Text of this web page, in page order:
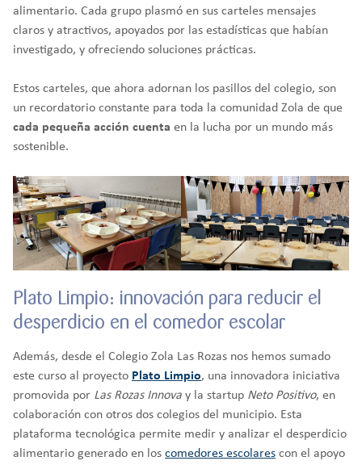
alimentario. Cada grupo plasmó en sus carteles mensajes
claros y atractivos, apoyados por las estadísticas que habían
investigado, y ofreciendo soluciones prácticas.
Estos carteles, que ahora adornan los pasillos del colegio, son
un recordatorio constante para toda la comunidad Zola de que
cada pequeña acción cuenta en la lucha por un mundo más
sostenible.
Plato Limpio: innovación para reducir el
desperdicio en el comedor escolar
Además, desde el Colegio Zola Las Rozas nos hemos sumado
este curso al proyecto Plato Limpio, una innovadora iniciativa
promovida por Las Rozas Innova y la startup Neto Positivo, en
colaboración con otros dos colegios del municipio. Esta
plataforma tecnológica permite medir y analizar el desperdicio
alimentario generado en los comedores escolares con el apoyo